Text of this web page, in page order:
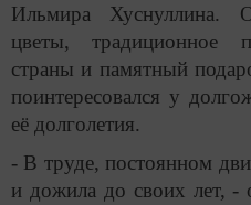
Ильмира Хуснуллина.
цветы, традиционное
страны и памятный
поинтересовался у
её долголетия.
- В труде, постоянном
и дожила до своих лет, -